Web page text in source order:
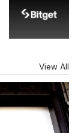
View All